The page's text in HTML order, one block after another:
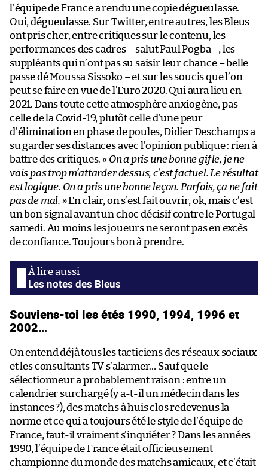
l’équipe de France a rendu une copie dégueulasse.
Oui, dégueulasse. Sur Twitter, entre autres, les Bleus
ont pris cher, entre critiques sur le contenu, les
performances des cadres – salut Paul Pogba –, les
suppléants qui n’ont pas su saisir leur chance – belle
passe dé Moussa Sissoko – et sur les soucis que l’on
peut se faire en vue de l’Euro 2020. Qui aura lieu en
2021. Dans toute cette atmosphère anxiogène, pas
celle de la Covid-19, plutôt celle d’une peur
d’élimination en phase de poules, Didier Deschamps a
su garder ses distances avec l’opinion publique : rien à
battre des critiques.« On a pris une bonne gifle, je ne
vais pas trop m’attarder dessus, c’est factuel. Le résultat
est logique. On a pris une bonne leçon. Parfois, ça ne fait
pas de mal. »En clair, on s’est fait ouvrir, ok, mais c’est
un bon signal avant un choc décisif contre le Portugal
samedi. Au moins les joueurs ne seront pas en excès
de confiance. Toujours bon à prendre.
Les notes des Bleus
Souviens-toi les étés 1990, 1994, 1996 et
2002…
On entend déjà tous les tacticiens des réseaux sociaux
et les consultants TV s’alarmer… Sauf que le
sélectionneur a probablement raison : entre un
calendrier surchargé (y a-t-il un médecin dans les
instances ?), des matchs à huis clos redevenus la
norme et ce qui a toujours été le style de l’équipe de
France, faut-il vraiment s’inquiéter ? Dans les années
1990, l’équipe de France était officieusement
championne du monde des matchs amicaux, et c’était